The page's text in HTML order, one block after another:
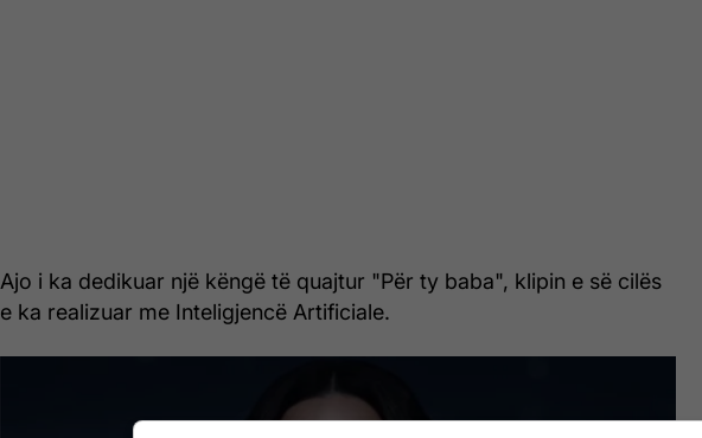
Ajo i ka dedikuar një këngë të quajtur "Për ty baba", klipin e së cilës
e ka realizuar me Inteligjencë Artificiale.